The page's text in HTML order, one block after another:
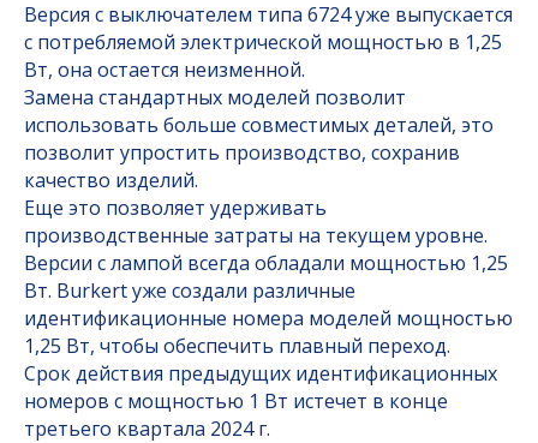
Версия с выключателем типа 6724 уже выпускается
с потребляемой электрической мощностью в 1,25
Вт, она остается неизменной.
Замена стандартных моделей позволит
использовать больше совместимых деталей, это
позволит упростить производство, сохранив
качество изделий.
Еще это позволяет удерживать
производственные затраты на текущем уровне.
Версии с лампой всегда обладали мощностью 1,25
Вт. Burkert уже создали различные
идентификационные номера моделей мощностью
1,25 Вт, чтобы обеспечить плавный переход.
Срок действия предыдущих идентификационных
номеров с мощностью 1 Вт истечет в конце
третьего квартала 2024 г.